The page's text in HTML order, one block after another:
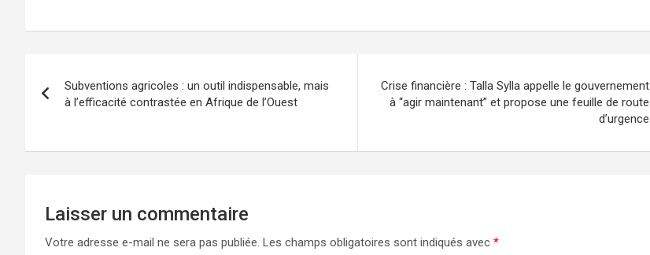
Subventions agricoles : un outil indispensable, mais
à l’efficacité contrastée en Afrique de l’Ouest
Crise financière : Talla Sylla appelle le gouvernement
à “agir maintenant” et propose une feuille de route
d’urgence
Laisser un commentaire
Votre adresse e-mail ne sera pas publiée. Les champs obligatoires sont indiqués avec *